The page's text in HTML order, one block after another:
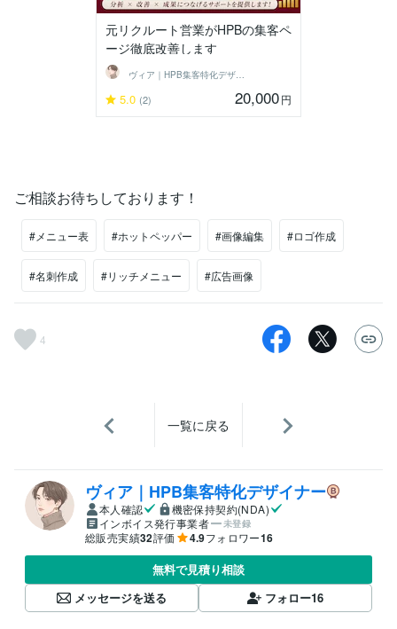
元リクルート営業がHPBの集客ペ
ージ徹底改善します
ヴィア｜HPB集客特化デザイナー
5.0 (2) 20,000円
ご相談お待ちしております！
#メニュー表 #ホットペッパー #画像編集 #ロゴ作成
#名刺作成 #リッチメニュー #広告画像
4
一覧に戻る
ヴィア｜HPB集客特化デザイナー
本人確認
機密保持契約(NDA)
インボイス発行事業者
未登録
総販売実績32評価 4.9フォロワー16
無料で見積り相談
メッセージを送る
フォロー16